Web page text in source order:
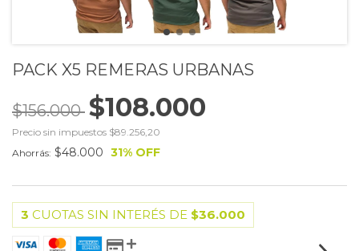
PACK X5 REMERAS URBANAS
$156.000 $108.000
Precio sin impuestos $89.256,20
Ahorrás: $48.000 31% OFF
3 CUOTAS SIN INTERÉS DE $36.000